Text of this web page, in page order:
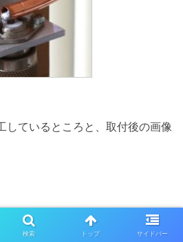
しているところと、取付後の画像
検索 トップ サイドバー